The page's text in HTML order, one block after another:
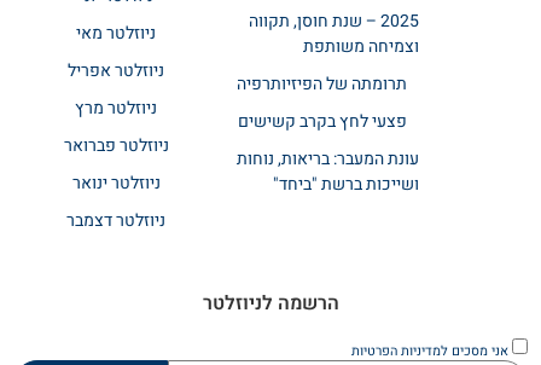
2025 – שנת חוסן, תקווה
וצמיחה משותפת
תרומתה של הפיזיותרפיה
פצעי לחץ בקרב קשישים
עונת המעבר: בריאות, נוחות
ושייכות ברשת "ביחד"
ניוזלטר מאי
ניוזלטר אפריל
ניוזלטר מרץ
ניוזלטר פברואר
ניוזלטר ינואר
ניוזלטר דצמבר
הרשמה לניוזלטר
אני מסכים למדיניות הפרטיות